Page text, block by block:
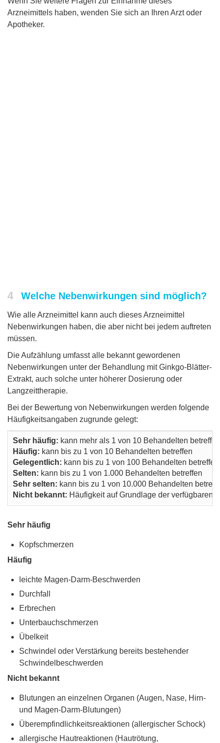
Arzneimittels haben, wenden Sie sich an Ihren Arzt oder
Apotheker.
4 Welche Nebenwirkungen sind möglich?
Wie alle Arzneimittel kann auch dieses Arzneimittel
Nebenwirkungen haben, die aber nicht bei jedem auftreten
müssen.
Die Aufzählung umfasst alle bekannt gewordenen
Nebenwirkungen unter der Behandlung mit Ginkgo-Blätter-
Extrakt, auch solche unter höherer Dosierung oder
Langzeittherapie.
Bei der Bewertung von Nebenwirkungen werden folgende
Häufigkeitsangaben zugrunde gelegt:
Sehr häufig: kann mehr als 1 von 10 Behandelten betreffen
Häufig: kann bis zu 1 von 10 Behandelten betreffen
Gelegentlich: kann bis zu 1 von 100 Behandelten betreffen
Selten: kann bis zu 1 von 1.000 Behandelten betreffen
Sehr selten: kann bis zu 1 von 10.000 Behandelten
Nicht bekannt: Häufigkeit auf Grundlage der verfügbaren
Sehr häufig
Kopfschmerzen
Häufig
leichte Magen-Darm-Beschwerden
Durchfall
Erbrechen
Unterbauchschmerzen
Übelkeit
Schwindel oder Verstärkung bereits bestehender
Schwindelbeschwerden
Nicht bekannt
Blutungen an einzelnen Organen (Augen, Nase, Hirn-
und Magen-Darm-Blutungen)
Überempfindlichkeitsreaktionen (allergischer Schock)
allergische Hautreaktionen (Hautrötung,